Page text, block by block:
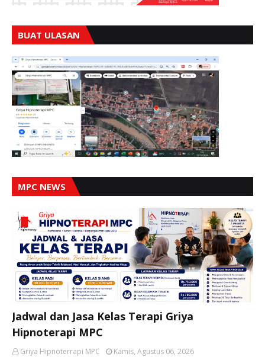
BUAT ULASAN
MPC NEWS
Jadwal dan Jasa Kelas Terapi Griya
Hipnoterapi MPC
Griya Hipnoterrapi MPC
Kamis, Agustus 06, 2026